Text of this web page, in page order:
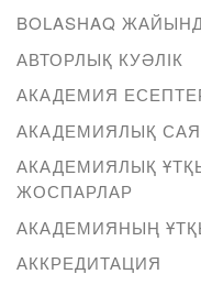
BOLASHAQ
АВТОРЛЫҚ КУӘЛІК
АКАДЕМИЯ
АКАДЕМИЯЛЫҚ
АКАДЕМИЯЛЫҚ
ЖОСПАРЛАР
АКАДЕМИЯНЫҢ
АККРЕДИТАЦИЯ